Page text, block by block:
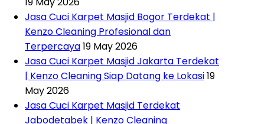
Jasa Cuci Karpet Masjid Bogor Terdekat |
Kenzo Cleaning Profesional dan
Terpercaya19 May 2026
Jasa Cuci Karpet Masjid Jakarta Terdekat
| Kenzo Cleaning Siap Datang ke Lokasi19
May 2026
Jasa Cuci Karpet Masjid Terdekat
Jabodetabek | Kenzo Cleaning